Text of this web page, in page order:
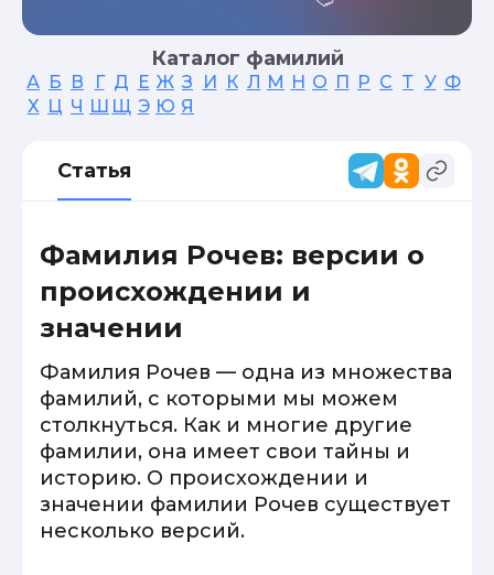
Каталог фамилий
А Б В Г Д Е Ж З И К Л М Н О П Р С Т У Ф
Х Ц Ч Ш Щ Э Ю Я
Статья
Фамилия Рочев: версии о
происхождении и
значении
Фамилия Рочев — одна из множества
фамилий, с которыми мы можем
столкнуться. Как и многие другие
фамилии, она имеет свои тайны и
историю. О происхождении и
значении фамилии Рочев существует
несколько версий.